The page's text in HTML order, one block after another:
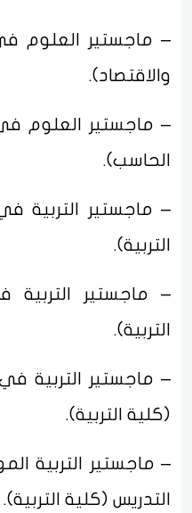
– ماجستير العلوم
والاقتصاد).
– ماجستير العلوم
الحاسب).
– ماجستير التربية
التربية).
– ماجستير التربية
التربية).
– ماجستير التربية
(كلية التربية).
– ماجستير التربية
التدريس (كلية التربية).